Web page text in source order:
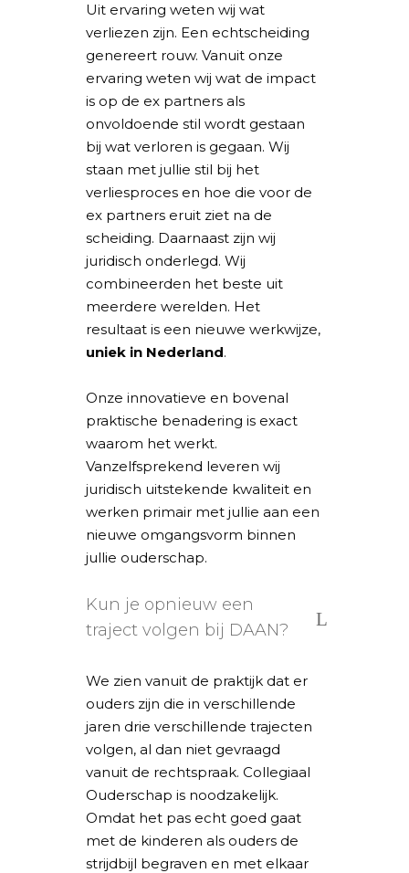
Uit ervaring weten wij wat
verliezen zijn. Een echtscheiding
genereert rouw. Vanuit onze
ervaring weten wij wat de impact
is op de ex partners als
onvoldoende stil wordt gestaan
bij wat verloren is gegaan. Wij
staan met jullie stil bij het
verliesproces en hoe die voor de
ex partners eruit ziet na de
scheiding. Daarnaast zijn wij
juridisch onderlegd. Wij
combineerden het beste uit
meerdere werelden. Het
resultaat is een nieuwe werkwijze,
uniek in Nederland.
Onze innovatieve en bovenal
praktische benadering is exact
waarom het werkt.
Vanzelfsprekend leveren wij
juridisch uitstekende kwaliteit en
werken primair met jullie aan een
nieuwe omgangsvorm binnen
jullie ouderschap.
Kun je opnieuw een
traject volgen bij DAAN?
We zien vanuit de praktijk dat er
ouders zijn die in verschillende
jaren drie verschillende trajecten
volgen, al dan niet gevraagd
vanuit de rechtspraak. Collegiaal
Ouderschap is noodzakelijk.
Omdat het pas echt goed gaat
met de kinderen als ouders de
strijdbijl begraven en met elkaar